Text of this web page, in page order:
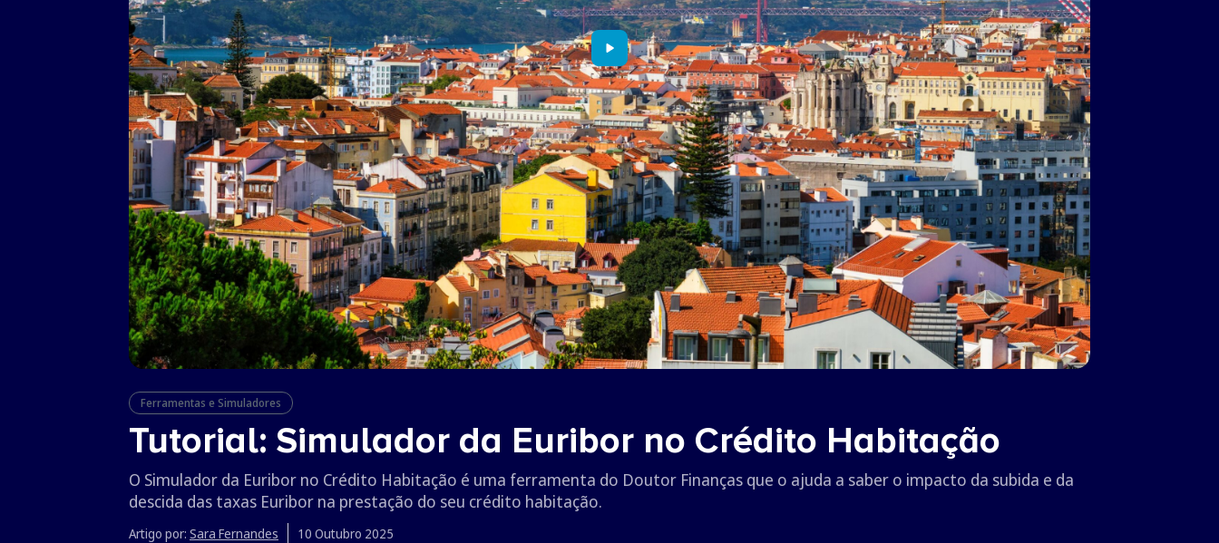
Ferramentas e Simuladores
Tutorial: Simulador da Euribor no Crédito Habitação
O Simulador da Euribor no Crédito Habitação é uma ferramenta do Doutor Finanças que o ajuda a saber o impacto da subida e da
descida das taxas Euribor na prestação do seu crédito habitação.
Artigo por: Sara Fernandes 10 Outubro 2025